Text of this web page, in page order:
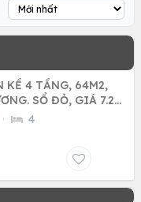
KỀ 4 TẦNG, 64M2,
SỔ ĐỎ, GIÁ 7.2
· 4